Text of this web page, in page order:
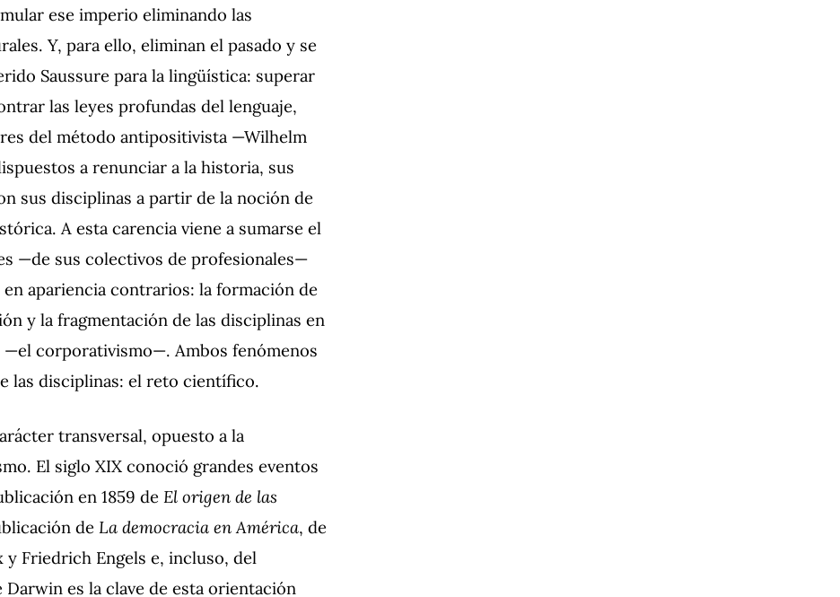
ese imperio eliminando las
Y, para ello, eliminan el pasado y se
Saussure para la lingüística: superar
las leyes profundas del lenguaje,
del método antipositivista —Wilhelm
a renunciar a la historia, sus
sus disciplinas a partir de la noción de
A esta carencia viene a sumarse el
—de sus colectivos de profesionales—
apariencia contrarios: la formación de
y la fragmentación de las disciplinas en
corporativismo—. Ambos fenómenos
las disciplinas: el reto científico.
transversal, opuesto a la
El siglo XIX conoció grandes eventos
en 1859 de El origen de las
de La democracia en América, de
Friedrich Engels e, incluso, del
es la clave de esta orientación